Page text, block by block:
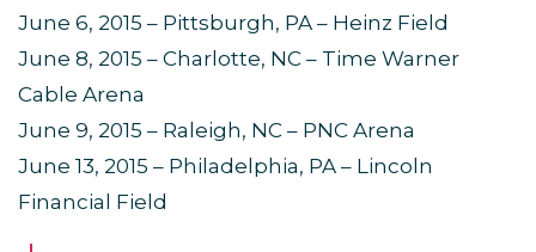
June 6, 2015 – Pittsburgh, PA – Heinz Field
June 8, 2015 – Charlotte, NC – Time Warner
Cable Arena
June 9, 2015 – Raleigh, NC – PNC Arena
June 13, 2015 – Philadelphia, PA – Lincoln
Financial Field